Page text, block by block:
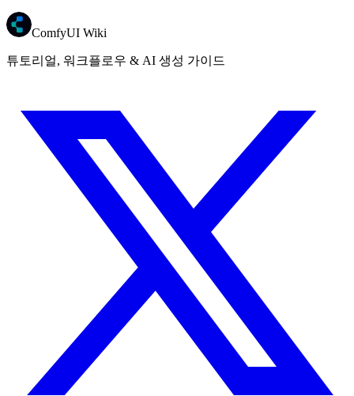
ComfyUI Wiki
튜토리얼, 워크플로우 & AI 생성 가이드